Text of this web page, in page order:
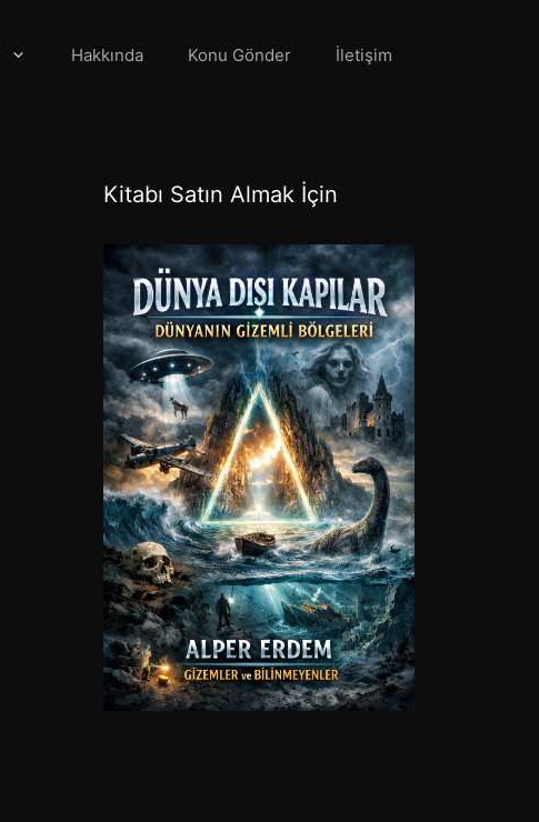
Hakkında Konu Gönder İletişim
Kitabı Satın Almak İçin